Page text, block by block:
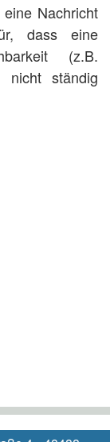
Nachricht
dass eine
(z.B.
nicht ständig